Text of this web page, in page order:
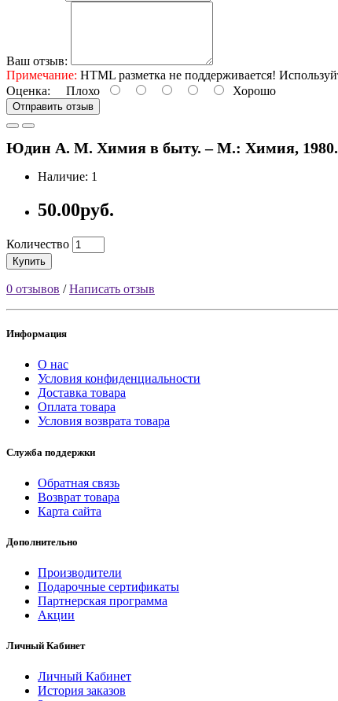
Ваш отзыв:
Примечание: HTML разметка не поддерживается!
Оценка: Плохо Хорошо
Отправить отзыв
Юдин А. М. Химия в быту. – М.: Химия, 1980.
Наличие: 1
50.00руб.
Количество
Купить
0 отзывов /Написать отзыв
Информация
О нас
Условия конфиденциальности
Доставка товара
Оплата товара
Условия возврата товара
Служба поддержки
Обратная связь
Возврат товара
Карта сайта
Дополнительно
Производители
Подарочные сертификаты
Партнерская программа
Акции
Личный Кабинет
Личный Кабинет
История заказов